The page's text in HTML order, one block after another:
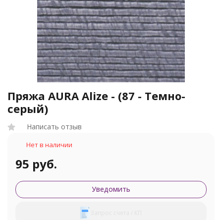
Пряжа AURA Alize - (87 - Темно-
серый)
Написать отзыв
Нет в наличии
95 руб.
Уведомить